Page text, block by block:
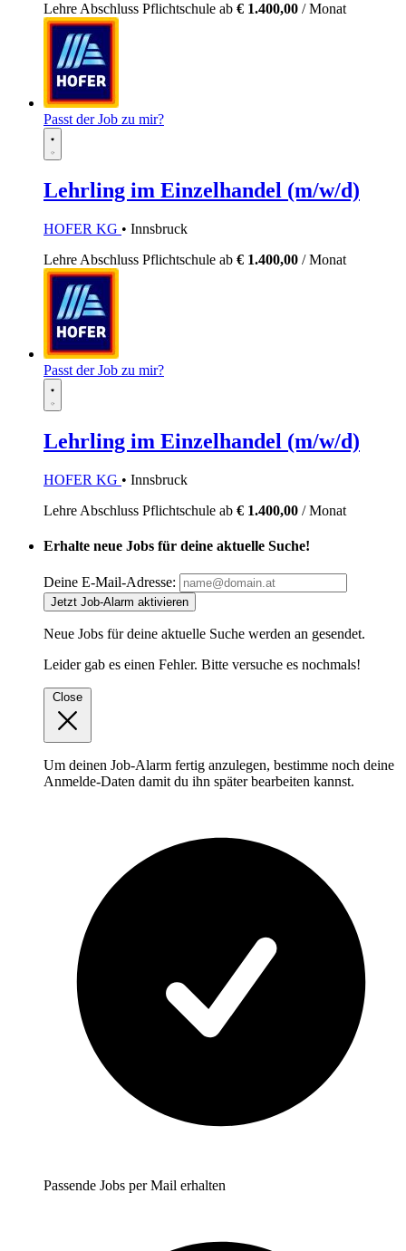
Lehre Abschluss Pflichtschule ab € 1.400,00 / Monat
Passt der Job zu mir?
Lehrling im Einzelhandel (m/w/d)
HOFER KG • Innsbruck
Lehre Abschluss Pflichtschule ab € 1.400,00 / Monat
Passt der Job zu mir?
Lehrling im Einzelhandel (m/w/d)
HOFER KG • Innsbruck
Lehre Abschluss Pflichtschule ab € 1.400,00 / Monat
Erhalte neue Jobs für deine aktuelle Suche!
Deine E-Mail-Adresse:
Jetzt Job-Alarm aktivieren
Neue Jobs für deine aktuelle Suche werden an gesendet.
Leider gab es einen Fehler. Bitte versuche es nochmals!
Close
Um deinen Job-Alarm fertig anzulegen, bestimme noch deine
Anmelde-Daten damit du ihn später bearbeiten kannst.
Passende Jobs per Mail erhalten